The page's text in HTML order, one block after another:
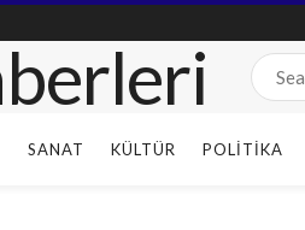
SANAT KÜLTÜR POLITIKA